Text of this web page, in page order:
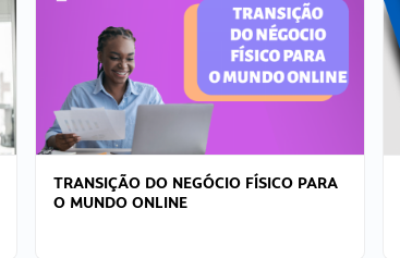
TRANSIÇÃO DO NEGÓCIO FÍSICO PARA
O MUNDO ONLINE